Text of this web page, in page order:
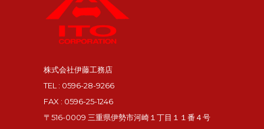
株式会社伊藤工務店
TEL : 0596-28-9266
FAX : 0596-25-1246
〒516-0009 三重県伊勢市河崎１丁目１１番４号